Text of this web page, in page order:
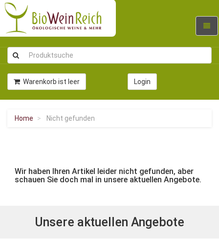
Warenkorb ist leer Login
Home Nicht gefunden
Wir haben Ihren Artikel leider nicht gefunden, aber
schauen Sie doch mal in unsere aktuellen Angebote.
Unsere aktuellen Angebote